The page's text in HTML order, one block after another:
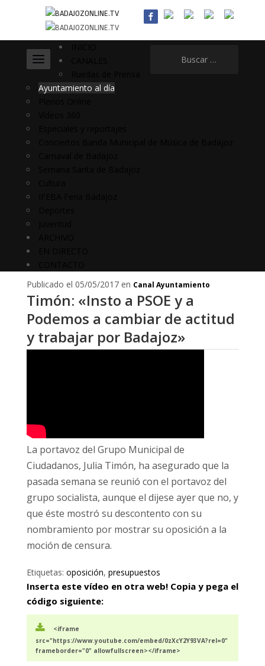
Ayuntamiento al día
Publicado el 05/05/2017 en Canal Ayuntamiento
Timón: «Insto a PSOE y a
Podemos a cambiar de actitud
y trabajar por Badajoz»
La portavoz del Grupo Municipal de
Ciudadanos, Julia Timón, ha asegurado que la
pasada semana se reunió con el portavoz del
grupo socialista, aunque el dijese ayer que no, y
que éste mostró su descontento con su
nombramiento por mostrar su oposición a la
moción de censura.
Etiquetas: oposición, presupuestos
Inserta este vídeo en otra web! Copia y pega el
código siguiente:
<iframe
src="https://www.youtube.com/embed/0zXcY2Y93VA?rel=0"
frameborder="0" allowfullscreen></iframe>